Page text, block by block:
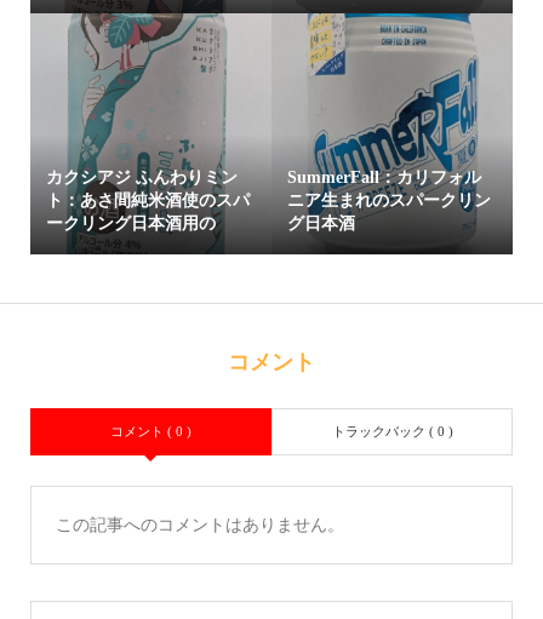
カクシアジ ふんわりミン
ト：あさ間純米酒使のスパ
ークリング日本酒用の
SummerFall：カリフォル
ニア生まれのスパークリン
グ日本酒
コメント
コメント ( 0 ) トラックバック ( 0 )
この記事へのコメントはありません。